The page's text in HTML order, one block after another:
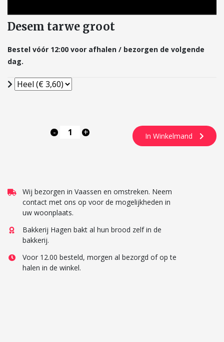
Desem tarwe groot
Bestel vóór 12:00 voor afhalen / bezorgen de volgende
dag.
- + In Winkelmand
Wij bezorgen in Vaassen en omstreken. Neem
contact met ons op voor de mogelijkheden in
uw woonplaats.
Bakkerij Hagen bakt al hun brood zelf in de
bakkerij.
Voor 12.00 besteld, morgen al bezorgd of op te
halen in de winkel.